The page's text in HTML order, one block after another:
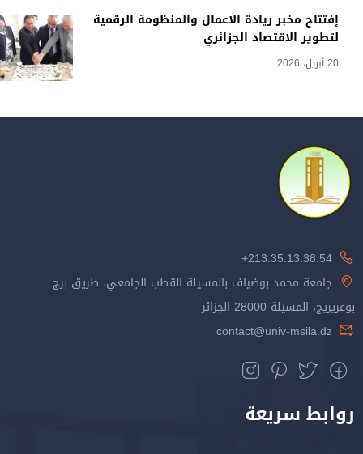
إفتتاح مخبر ريادة الأعمال والمنظومة الرقمية
لتطوير الاقتصاد الجزائري
20 أبريل، 2026
213.35.13.38.54+
جامعة محمد بوضياف بالمسيلة القطب الجامعي، طريق برج
بوعريريج، المسيلة 28000 الجزائر
contact@univ-msila.dz
روابط سريعة